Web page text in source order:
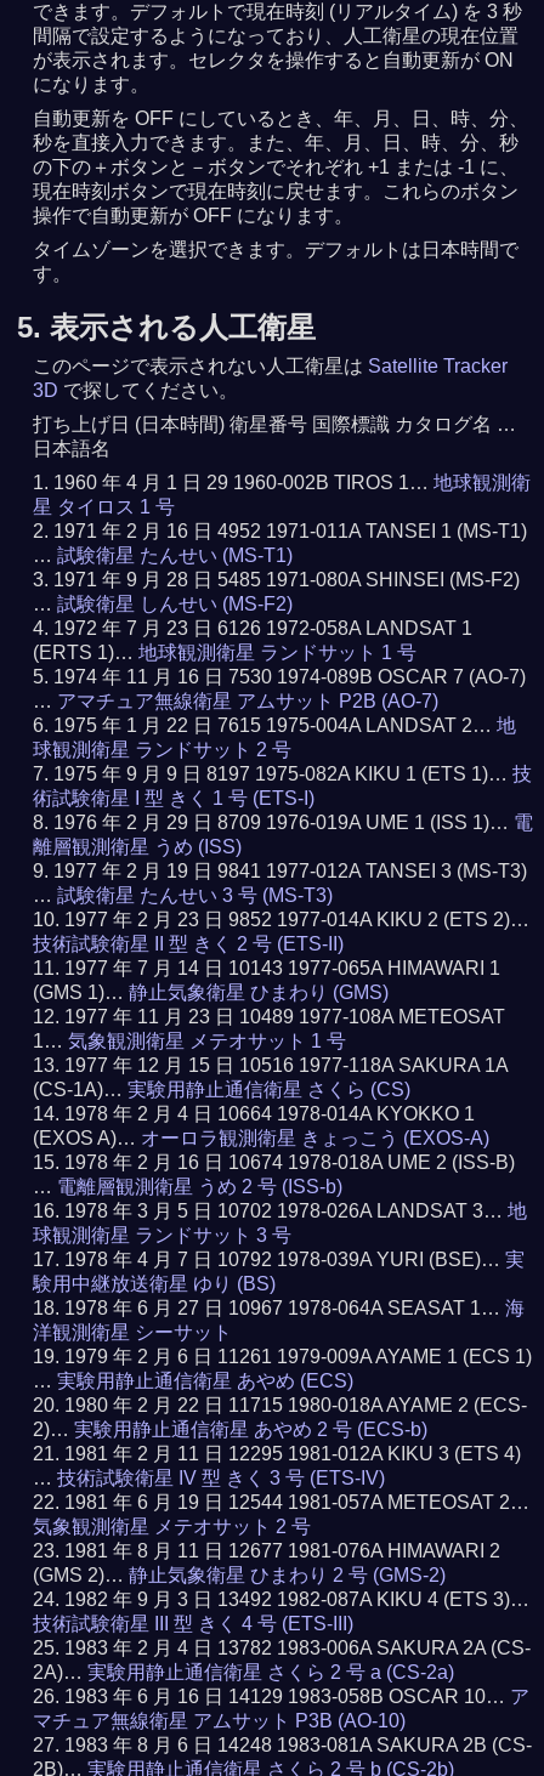
できます。デフォルトで現在時刻 (リアルタイム) を 3 秒
間隔で設定するようになっており、人工衛星の現在位置
が表示されます。セレクタを操作すると自動更新が ON
になります。
自動更新を OFF にしているとき、年、月、日、時、分、
秒を直接入力できます。また、年、月、日、時、分、秒
の下の＋ボタンと－ボタンでそれぞれ +1 または -1 に、
現在時刻ボタンで現在時刻に戻せます。これらのボタン
操作で自動更新が OFF になります。
タイムゾーンを選択できます。デフォルトは日本時間で
す。
5. 表示される人工衛星
このページで表示されない人工衛星は Satellite Tracker
3D で探してください。
打ち上げ日 (日本時間) 衛星番号 国際標識 カタログ名 …
日本語名
1960 年 4 月 1 日 29 1960-002B TIROS 1…地球観測衛
星 タイロス 1 号
1971 年 2 月 16 日 4952 1971-011A TANSEI 1 (MS-T1)
…試験衛星 たんせい (MS-T1)
1971 年 9 月 28 日 5485 1971-080A SHINSEI (MS-F2)
…試験衛星 しんせい (MS-F2)
1972 年 7 月 23 日 6126 1972-058A LANDSAT 1
(ERTS 1)…地球観測衛星 ランドサット 1 号
1974 年 11 月 16 日 7530 1974-089B OSCAR 7 (AO-7)
… アマチュア無線衛星 アムサット P2B (AO-7)
1975 年 1 月 22 日 7615 1975-004A LANDSAT 2…地
球観測衛星 ランドサット 2 号
1975 年 9 月 9 日 8197 1975-082A KIKU 1 (ETS 1)…技
術試験衛星 I 型 きく 1 号 (ETS-I)
1976 年 2 月 29 日 8709 1976-019A UME 1 (ISS 1)… 電
離層観測衛星 うめ (ISS)
1977 年 2 月 19 日 9841 1977-012A TANSEI 3 (MS-T3)
…試験衛星 たんせい 3 号 (MS-T3)
1977 年 2 月 23 日 9852 1977-014A KIKU 2 (ETS 2)…
技術試験衛星 II 型 きく 2 号 (ETS-II)
1977 年 7 月 14 日 10143 1977-065A HIMAWARI 1
(GMS 1)…静止気象衛星 ひまわり (GMS)
1977 年 11 月 23 日 10489 1977-108A METEOSAT
1…気象観測衛星 メテオサット 1 号
1977 年 12 月 15 日 10516 1977-118A SAKURA 1A
(CS-1A)…実験用静止通信衛星 さくら (CS)
1978 年 2 月 4 日 10664 1978-014A KYOKKO 1
(EXOS A)… オーロラ観測衛星 きょっこう (EXOS-A)
1978 年 2 月 16 日 10674 1978-018A UME 2 (ISS-B)
… 電離層観測衛星 うめ 2 号 (ISS-b)
1978 年 3 月 5 日 10702 1978-026A LANDSAT 3…地
球観測衛星 ランドサット 3 号
1978 年 4 月 7 日 10792 1978-039A YURI (BSE)…実
験用中継放送衛星 ゆり (BS)
1978 年 6 月 27 日 10967 1978-064A SEASAT 1…海
洋観測衛星 シーサット
1979 年 2 月 6 日 11261 1979-009A AYAME 1 (ECS 1)
…実験用静止通信衛星 あやめ (ECS)
1980 年 2 月 22 日 11715 1980-018A AYAME 2 (ECS-
2)…実験用静止通信衛星 あやめ 2 号 (ECS-b)
1981 年 2 月 11 日 12295 1981-012A KIKU 3 (ETS 4)
…技術試験衛星 IV 型 きく 3 号 (ETS-IV)
1981 年 6 月 19 日 12544 1981-057A METEOSAT 2…
気象観測衛星 メテオサット 2 号
1981 年 8 月 11 日 12677 1981-076A HIMAWARI 2
(GMS 2)…静止気象衛星 ひまわり 2 号 (GMS-2)
1982 年 9 月 3 日 13492 1982-087A KIKU 4 (ETS 3)…
技術試験衛星 III 型 きく 4 号 (ETS-III)
1983 年 2 月 4 日 13782 1983-006A SAKURA 2A (CS-
2A)…実験用静止通信衛星 さくら 2 号 a (CS-2a)
1983 年 6 月 16 日 14129 1983-058B OSCAR 10… ア
マチュア無線衛星 アムサット P3B (AO-10)
1983 年 8 月 6 日 14248 1983-081A SAKURA 2B (CS-
2B)…実験用静止通信衛星 さくら 2 号 b (CS-2b)